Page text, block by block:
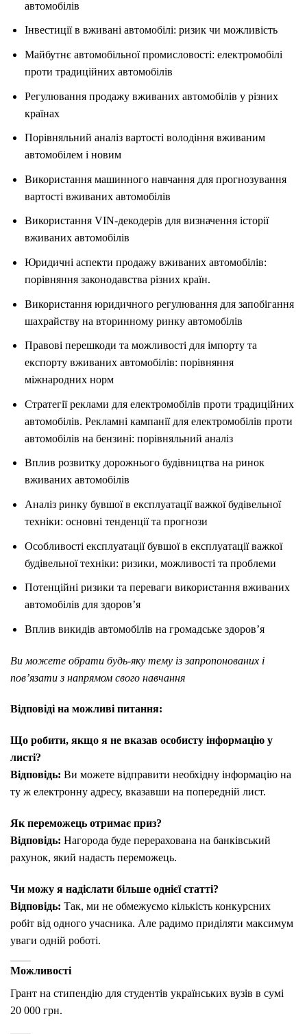
автомобілів
Інвестиції в вживані автомобілі: ризик чи можливість
Майбутнє автомобільної промисловості: електромобілі
проти традиційних автомобілів
Регулювання продажу вживаних автомобілів у різних
країнах
Порівняльний аналіз вартості володіння вживаним
автомобілем і новим
Використання машинного навчання для прогнозування
вартості вживаних автомобілів
Використання VIN-декодерів для визначення історії
вживаних автомобілів
Юридичні аспекти продажу вживаних автомобілів:
порівняння законодавства різних країн.
Використання юридичного регулювання для запобігання
шахрайству на вторинному ринку автомобілів
Правові перешкоди та можливості для імпорту та
експорту вживаних автомобілів: порівняння
міжнародних норм
Стратегії реклами для електромобілів проти традиційних
автомобілів. Рекламні кампанії для електромобілів проти
автомобілів на бензині: порівняльний аналіз
Вплив розвитку дорожнього будівництва на ринок
вживаних автомобілів
Аналіз ринку бувшої в експлуатації важкої будівельної
техніки: основні тенденції та прогнози
Особливості експлуатації бувшої в експлуатації важкої
будівельної техніки: ризики, можливості та проблеми
Потенційні ризики та переваги використання вживаних
автомобілів для здоров’я
Вплив викидів автомобілів на громадське здоров’я
Ви можете обрати будь-яку тему із запропонованих і
пов’язати з напрямом свого навчання
Відповіді на можливі питання:
Що робити, якщо я не вказав особисту інформацію у
листі?
Відповідь: Ви можете відправити необхідну інформацію на
ту ж електронну адресу, вказавши на попередній лист.
Як переможець отримає приз?
Відповідь: Нагорода буде перерахована на банківський
рахунок, який надасть переможець.
Чи можу я надіслати більше однієї статті?
Відповідь: Так, ми не обмежуємо кількість конкурсних
робіт від одного учасника. Але радимо приділяти максимум
уваги одній роботі.
Можливості
Грант на стипендію для студентів українських вузів в сумі
20 000 грн.